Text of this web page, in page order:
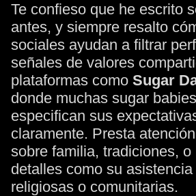
Te confieso que he escrito
antes, y siempre resalto
sociales ayudan a filtrar
señales de valores
plataformas como Sugar
donde muchas sugar
especifican sus
claramente. Presta
sobre familia, tradiciones, o
detalles como su
religiosas o comunitarias.